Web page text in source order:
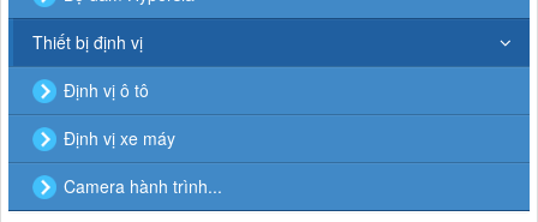
Thiết bị định vị
Định vị ô tô
Định vị xe máy
Camera hành trình...